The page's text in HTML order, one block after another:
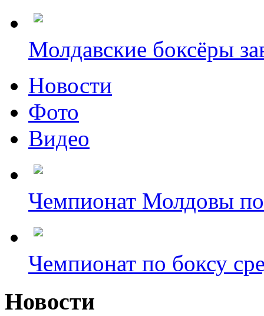
Молдавские боксёры
Новости
Фото
Видео
Чемпионат Молдовы
Чемпионат по боксу
Новости